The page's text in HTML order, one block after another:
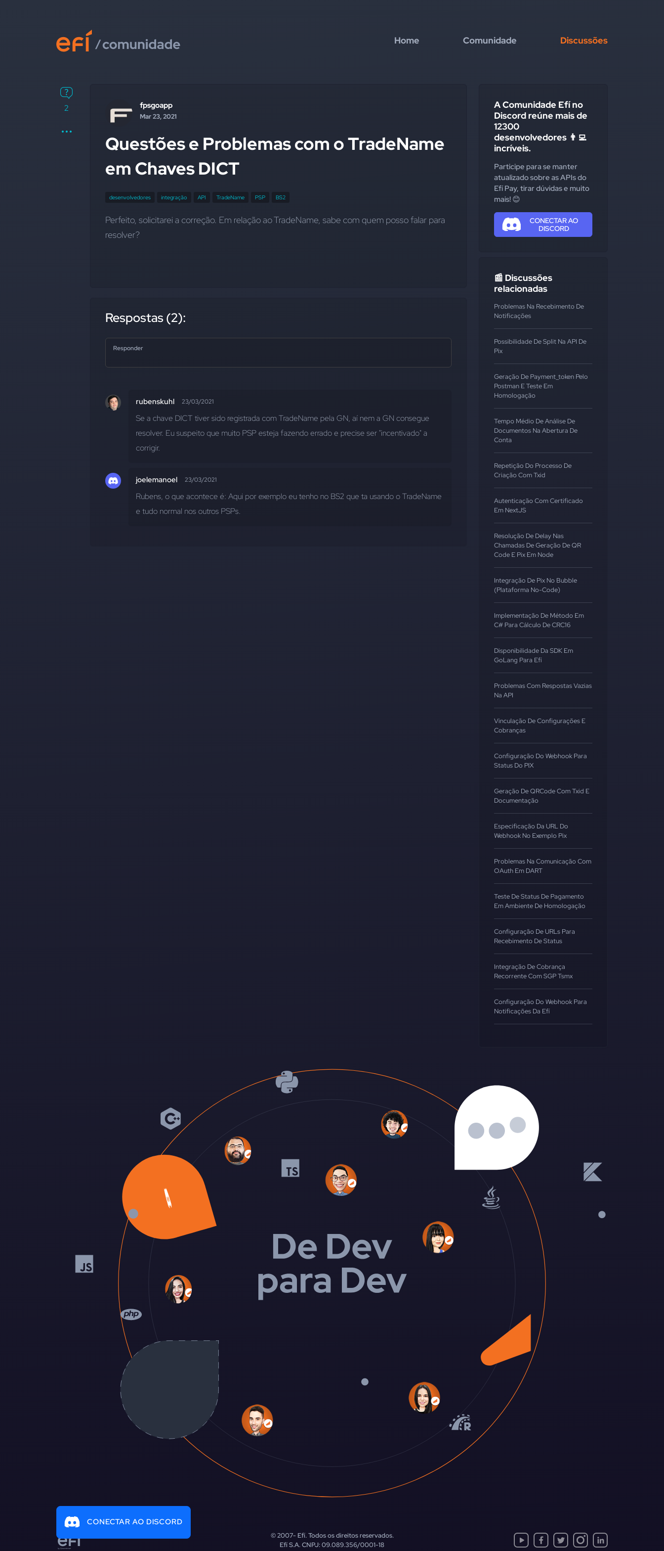
Home Comunidade Discussões
2 fpsgoapp
Mar 23, 2021
Questões e Problemas com o TradeName
em Chaves DICT
desenvolvedores integração API TradeName PSP BS2
Perfeito, solicitarei a correção. Em relação ao TradeName, sabe com quem posso falar para
resolver?
Respostas (2):
Responder
rubenskuhl 23/03/2021
Se a chave DICT tiver sido registrada com TradeName pela GN, aí nem a GN consegue
resolver. Eu suspeito que muito PSP esteja fazendo errado e precise ser "incentivado" a
corrigir.
joelemanoel 23/03/2021
Rubens, o que acontece é: Aqui por exemplo eu tenho no BS2 que ta usando o TradeName
e tudo normal nos outros PSPs.
A Comunidade Efí no
Discord reúne mais de
12300
desenvolvedores 👨‍💻
incríveis.
Participe para se manter
atualizado sobre as APIs do
Efí Pay, tirar dúvidas e muito
mais! 😊
CONECTAR AO
DISCORD
📰 Discussões
relacionadas
Problemas Na Recebimento De
Notificações
Possibilidade De Split Na API De
Pix
Geração De Payment_token Pelo
Postman E Teste Em
Homologação
Tempo Médio De Análise De
Documentos Na Abertura De
Conta
Repetição Do Processo De
Criação Com Txid
Autenticação Com Certificado
Em NextJS
Resolução De Delay Nas
Chamadas De Geração De QR
Code E Pix Em Node
Integração De Pix No Bubble
(Plataforma No-Code)
Implementação De Método Em
C# Para Cálculo De CRC16
Disponibilidade Da SDK Em
GoLang Para Efí
Problemas Com Respostas Vazias
Na API
Vinculação De Configurações E
Cobranças
Configuração Do Webhook Para
Status Do PIX
Geração De QRCode Com Txid E
Documentação
Especificação Da URL Do
Webhook No Exemplo Pix
Problemas Na Comunicação Com
OAuth Em DART
Teste De Status De Pagamento
Em Ambiente De Homologação
Configuração De URLs Para
Recebimento De Status
Integração De Cobrança
Recorrente Com SGP Tsmx
Configuração Do Webhook Para
Notificações Da Efí
CONECTAR AO DISCORD
© 2007-Efí. Todos os direitos reservados.
Efí S.A. CNPJ: 09.089.356/0001-18